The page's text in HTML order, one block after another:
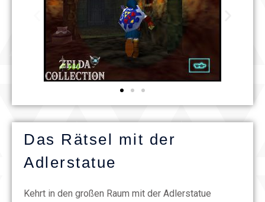
Das Rätsel mit der
Adlerstatue
Kehrt in den großen Raum mit der Adlerstatue